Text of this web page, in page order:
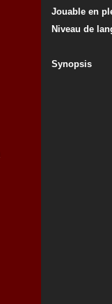
Jouable en
Niveau de
Synopsis